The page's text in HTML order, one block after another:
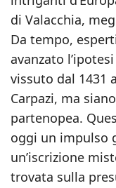
di Valacchia,
Da tempo,
avanzato
vissuto dal 1431
Carpazi, ma
partenopea.
oggi un impulso
un’iscrizione
trovata sulla